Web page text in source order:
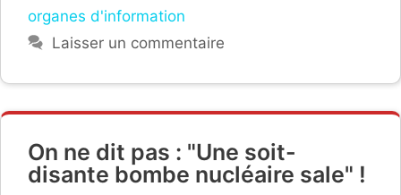
organes d'information
Laisser un commentaire
On ne dit pas : "Une soit-
disante bombe nucléaire sale" !